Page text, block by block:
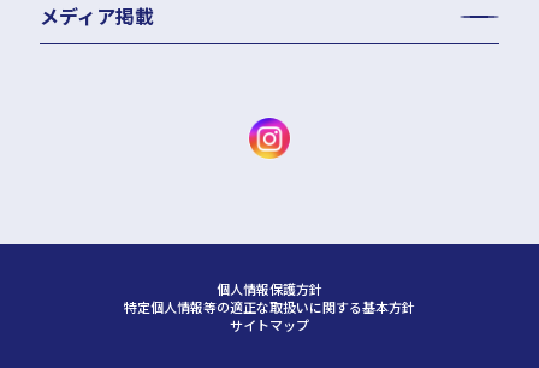
メディア掲載
個人情報保護方針
特定個人情報等の適正な取扱いに関する基本方針
サイトマップ